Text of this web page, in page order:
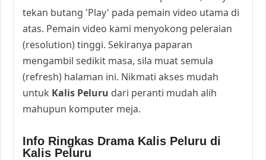
tekan butang 'Play' pada pemain video utama di
atas. Pemain video kami menyokong peleraian
(resolution) tinggi. Sekiranya paparan
mengambil sedikit masa, sila muat semula
(refresh) halaman ini. Nikmati akses mudah
untuk Kalis Peluru dari peranti mudah alih
mahupun komputer meja.
Info Ringkas Drama Kalis Peluru di
Kalis Peluru